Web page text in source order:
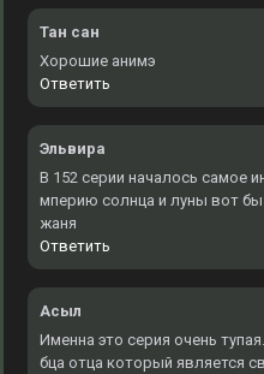
Тан сан
Хорошие анимэ
Ответить
Эльвира
В 152 серии началось самое
мперию солнца и луны вот
жаня
Ответить
Асыл
Именна это серия очень
бца отца который является